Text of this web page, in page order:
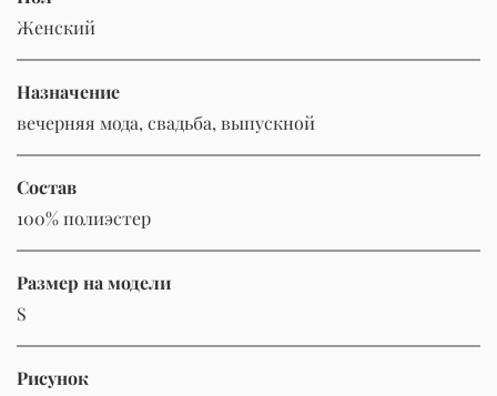
Женский
Назначение
вечерняя мода, свадьба, выпускной
Состав
100% полиэстер
Размер на модели
S
Рисунок